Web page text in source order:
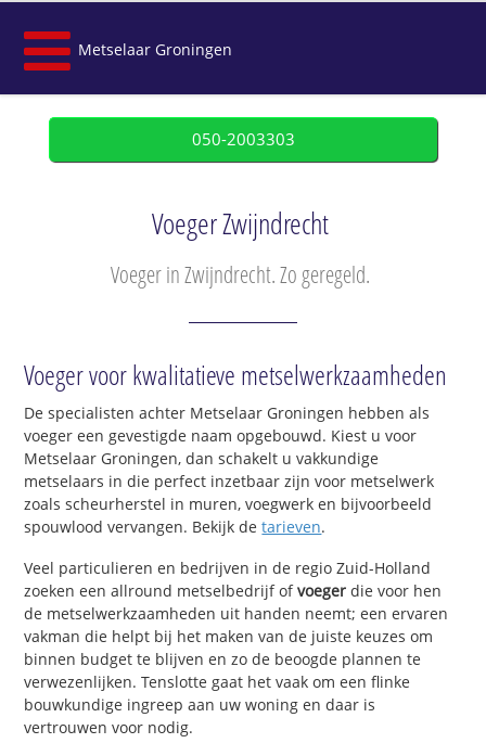
Metselaar Groningen
050-2003303
Voeger Zwijndrecht
Voeger in Zwijndrecht. Zo geregeld.
Voeger voor kwalitatieve metselwerkzaamheden
De specialisten achter Metselaar Groningen hebben als
voeger een gevestigde naam opgebouwd. Kiest u voor
Metselaar Groningen, dan schakelt u vakkundige
metselaars in die perfect inzetbaar zijn voor metselwerk
zoals scheurherstel in muren, voegwerk en bijvoorbeeld
spouwlood vervangen. Bekijk detarieven.
Veel particulieren en bedrijven in de regio Zuid-Holland
zoeken een allround metselbedrijf ofvoeger die voor hen
de metselwerkzaamheden uit handen neemt; een ervaren
vakman die helpt bij het maken van de juiste keuzes om
binnen budget te blijven en zo de beoogde plannen te
verwezenlijken. Tenslotte gaat het vaak om een flinke
bouwkundige ingreep aan uw woning en daar is
vertrouwen voor nodig.